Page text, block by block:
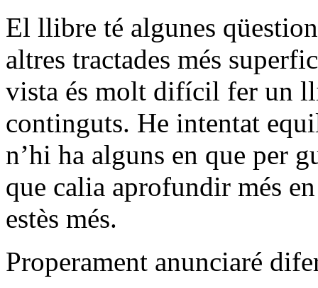
El llibre té algunes
altres tractades més
vista és molt difícil fer un
continguts. He intentat
n’hi ha alguns en que per
que calia aprofundir més
estès més.
Properament anunciaré